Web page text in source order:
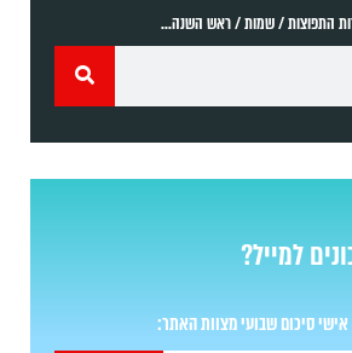
התפוצות / שמות / ראש השנה...
למייל?
סיכום שבועי מצוות האתר: